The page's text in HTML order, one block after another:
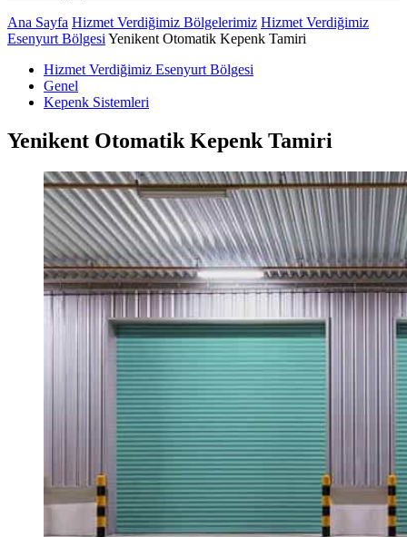
Ana Sayfa Hizmet Verdiğimiz Bölgelerimiz Hizmet Verdiğimiz
Esenyurt Bölgesi Yenikent Otomatik Kepenk Tamiri
Hizmet Verdiğimiz Esenyurt Bölgesi
Genel
Kepenk Sistemleri
Yenikent Otomatik Kepenk Tamiri